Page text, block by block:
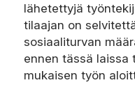
lähetettyjä
tilaajan on
sosiaaliturvan
ennen tässä laissa
mukaisen työn